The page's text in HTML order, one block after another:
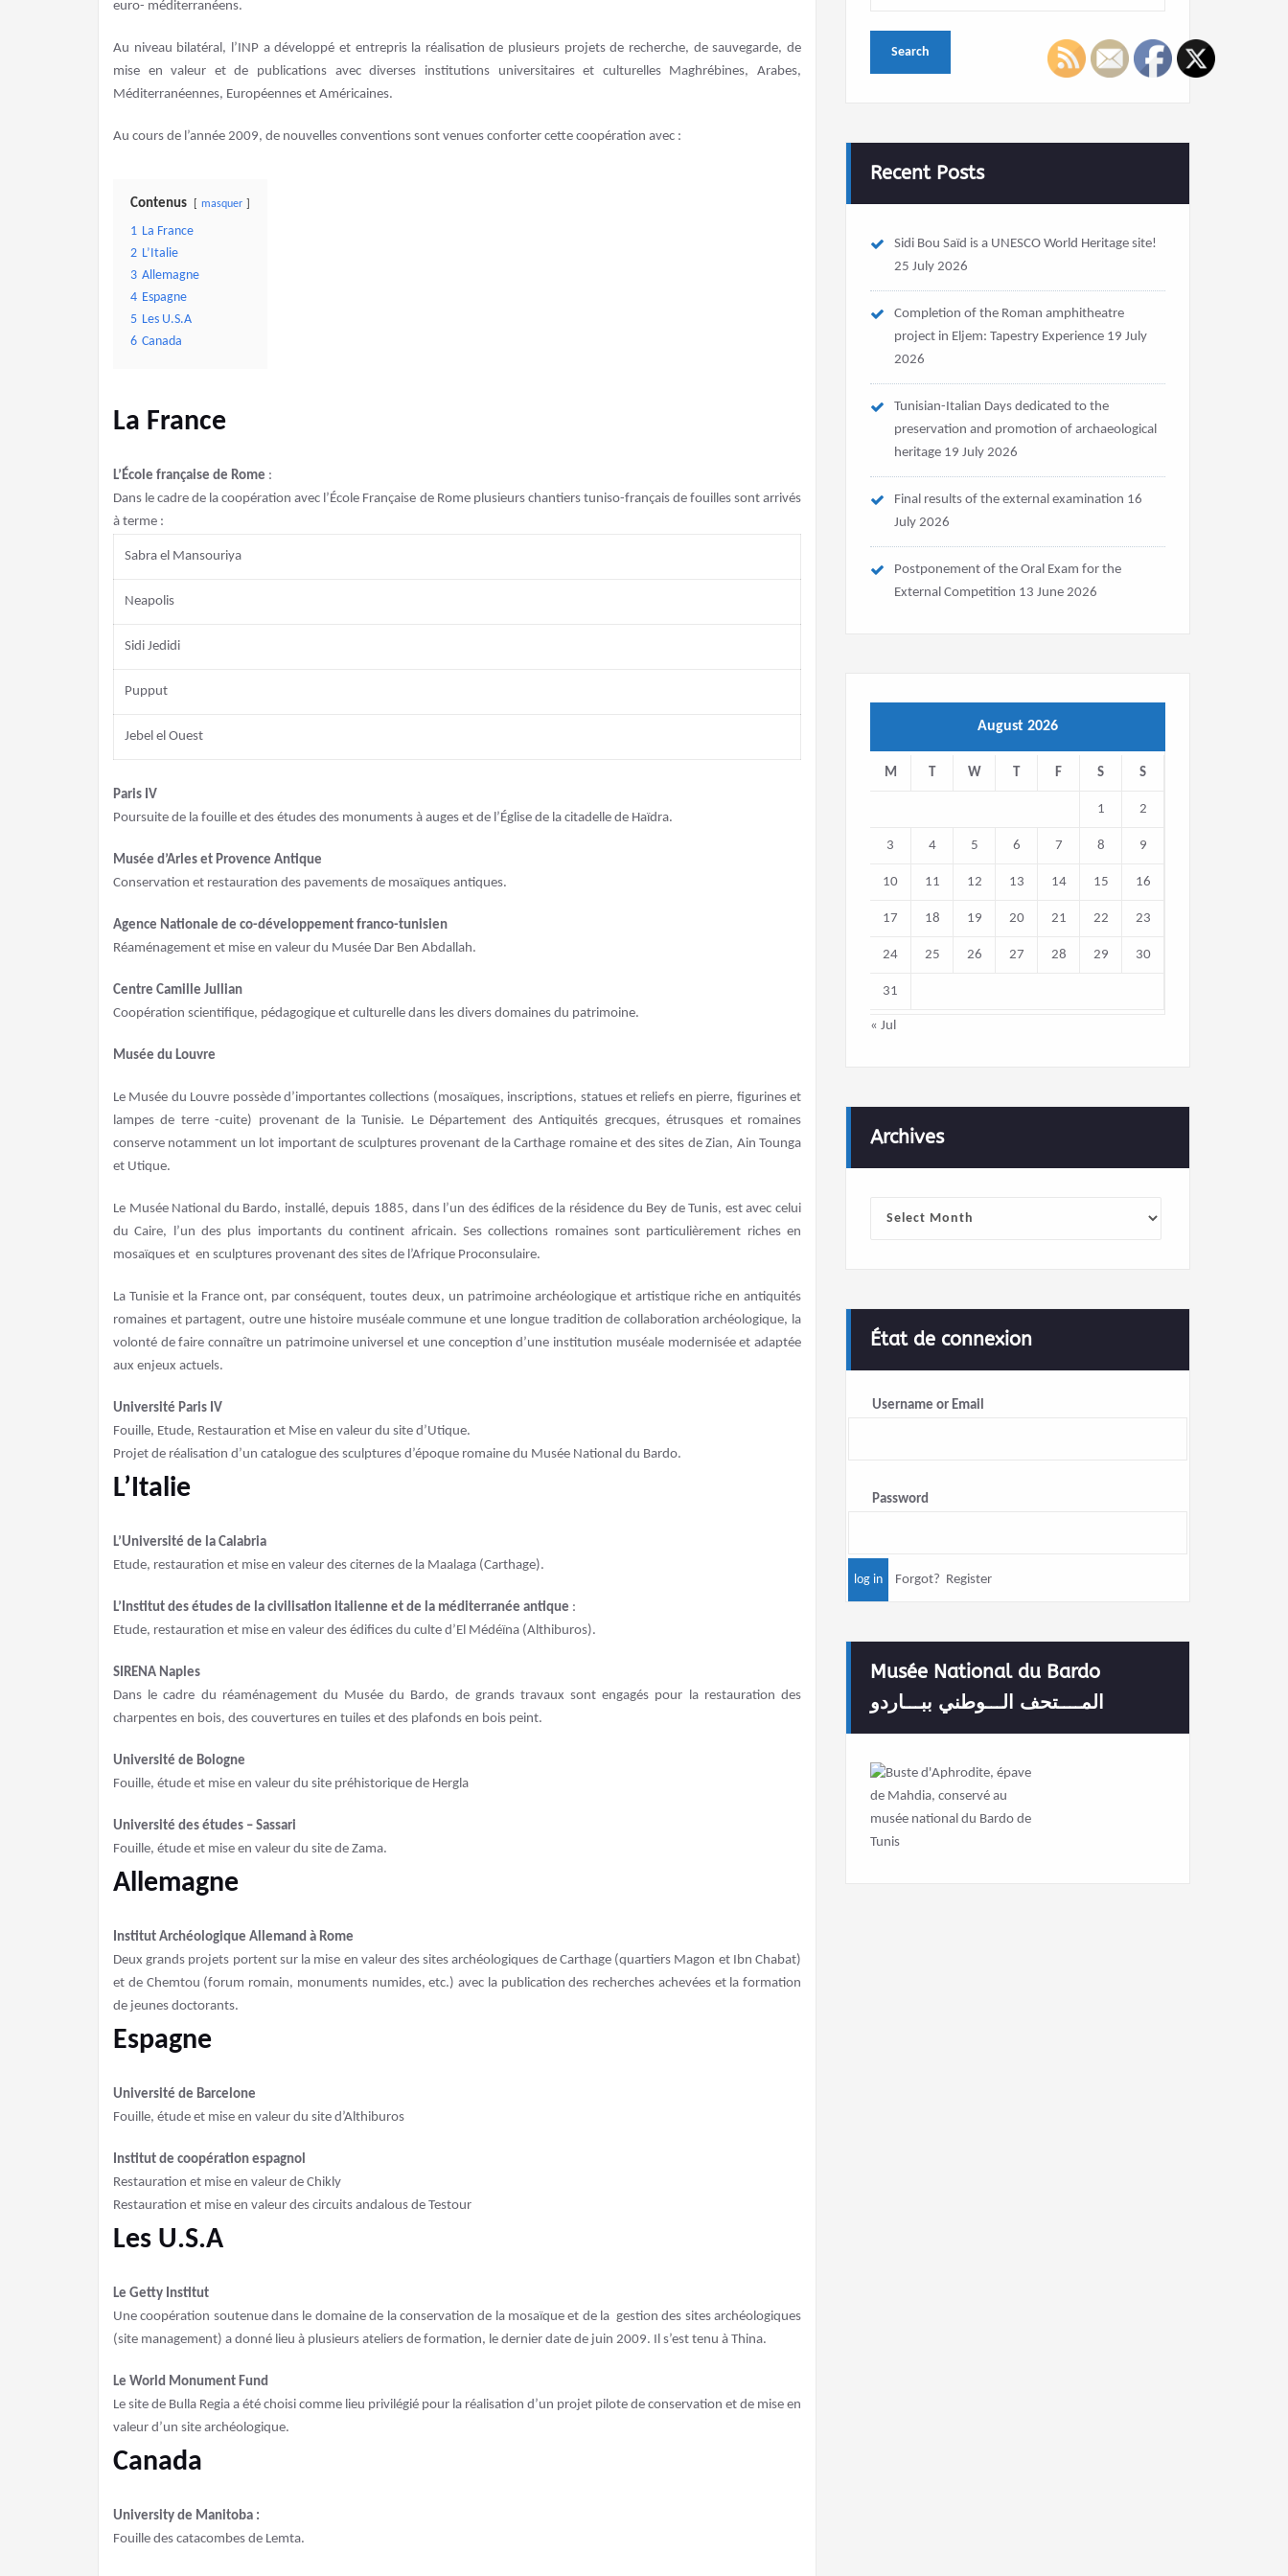
euro- méditerranéens.
Au niveau bilatéral, l’INP a développé et entrepris la réalisation de plusieurs projets de recherche, de sauvegarde, de
mise en valeur et de publications avec diverses institutions universitaires et culturelles Maghrébines, Arabes,
Méditerranéennes, Européennes et Américaines.
Au cours de l’année 2009, de nouvelles conventions sont venues conforter cette coopération avec :
Contenus masquer
1 La France
2 L’Italie
3 Allemagne
4 Espagne
5 Les U.S.A
6 Canada
La France
L’École française de Rome :
Dans le cadre de la coopération avec l’École Française de Rome plusieurs chantiers tuniso-français de fouilles sont arrivés
à terme :
Sabra el Mansouriya
Neapolis
Sidi Jedidi
Pupput
Jebel el Ouest
Paris IV
Poursuite de la fouille et des études des monuments à auges et de l’Église de la citadelle de Haïdra.
Musée d’Arles et Provence Antique
Conservation et restauration des pavements de mosaïques antiques.
Agence Nationale de co-développement franco-tunisien
Réaménagement et mise en valeur du Musée Dar Ben Abdallah.
Centre Camille Jullian
Coopération scientifique, pédagogique et culturelle dans les divers domaines du patrimoine.
Musée du Louvre
Le Musée du Louvre possède d’importantes collections (mosaïques, inscriptions, statues et reliefs en pierre, figurines et
lampes de terre -cuite) provenant de la Tunisie. Le Département des Antiquités grecques, étrusques et romaines
conserve notamment un lot important de sculptures provenant de la Carthage romaine et des sites de Zian, Ain Tounga
et Utique.
Le Musée National du Bardo, installé, depuis 1885, dans l’un des édifices de la résidence du Bey de Tunis, est avec celui
du Caire, l’un des plus importants du continent africain. Ses collections romaines sont particulièrement riches en
mosaïques et en sculptures provenant des sites de l’Afrique Proconsulaire.
La Tunisie et la France ont, par conséquent, toutes deux, un patrimoine archéologique et artistique riche en antiquités
romaines et partagent, outre une histoire muséale commune et une longue tradition de collaboration archéologique, la
volonté de faire connaître un patrimoine universel et une conception d’une institution muséale modernisée et adaptée
aux enjeux actuels.
Université Paris IV
Fouille, Etude, Restauration et Mise en valeur du site d’Utique.
Projet de réalisation d’un catalogue des sculptures d’époque romaine du Musée National du Bardo.
L’Italie
L’Université de la Calabria
Etude, restauration et mise en valeur des citernes de la Maalaga (Carthage).
L’Institut des études de la civilisation italienne et de la méditerranée antique :
Etude, restauration et mise en valeur des édifices du culte d’El Médéïna (Althiburos).
SIRENA Naples
Dans le cadre du réaménagement du Musée du Bardo, de grands travaux sont engagés pour la restauration des
charpentes en bois, des couvertures en tuiles et des plafonds en bois peint.
Université de Bologne
Fouille, étude et mise en valeur du site préhistorique de Hergla
Université des études – Sassari
Fouille, étude et mise en valeur du site de Zama.
Allemagne
Institut Archéologique Allemand à Rome
Deux grands projets portent sur la mise en valeur des sites archéologiques de Carthage (quartiers Magon et Ibn Chabat)
et de Chemtou (forum romain, monuments numides, etc.) avec la publication des recherches achevées et la formation
de jeunes doctorants.
Espagne
Université de Barcelone
Fouille, étude et mise en valeur du site d’Althiburos
Institut de coopération espagnol
Restauration et mise en valeur de Chikly
Restauration et mise en valeur des circuits andalous de Testour
Les U.S.A
Le Getty Institut
Une coopération soutenue dans le domaine de la conservation de la mosaïque et de la gestion des sites archéologiques
(site management) a donné lieu à plusieurs ateliers de formation, le dernier date de juin 2009. Il s’est tenu à Thina.
Le World Monument Fund
Le site de Bulla Regia a été choisi comme lieu privilégié pour la réalisation d’un projet pilote de conservation et de mise en
valeur d’un site archéologique.
Canada
University de Manitoba :
Fouille des catacombes de Lemta.
Recent Posts
Sidi Bou Saïd is a UNESCO World Heritage site!
25 July 2026
Completion of the Roman amphitheatre
project in Eljem: Tapestry Experience 19 July
2026
Tunisian-Italian Days dedicated to the
preservation and promotion of archaeological
heritage 19 July 2026
Final results of the external examination 16
July 2026
Postponement of the Oral Exam for the
External Competition 13 June 2026
August 2026
M T W T F S S
1 2
3 4 5 6 7 8 9
10 11 12 13 14 15 16
17 18 19 20 21 22 23
24 25 26 27 28 29 30
31
« Jul
Archives
État de connexion
Username or Email
Password
Forgot? Register
Musée National du Bardo
المــــتحف الـــوطني ببـــاردو